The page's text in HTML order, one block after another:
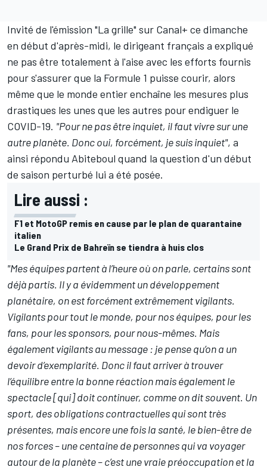
Invité de l'émission "La grille" sur Canal+ ce dimanche
en début d'après-midi, le dirigeant français a expliqué
ne pas être totalement à l'aise avec les efforts fournis
pour s'assurer que la Formule 1 puisse courir, alors
même que le monde entier enchaîne les mesures plus
drastiques les unes que les autres pour endiguer le
COVID-19. "Pour ne pas être inquiet, il faut vivre sur une
autre planète. Donc oui, forcément, je suis inquiet", a
ainsi répondu Abiteboul quand la question d'un début
de saison perturbé lui a été posée.
Lire aussi :
F1 et MotoGP remis en cause par le plan de quarantaine
italien
Le Grand Prix de Bahreïn se tiendra à huis clos
"Mes équipes partent à l’heure où on parle, certains sont
déjà partis. Il y a évidemment un développement
planétaire, on est forcément extrêmement vigilants.
Vigilants pour tout le monde, pour nos équipes, pour les
fans, pour les sponsors, pour nous-mêmes. Mais
également vigilants au message : je pense qu’on a un
devoir d’exemplarité. Donc il faut arriver à trouver
l’équilibre entre la bonne réaction mais également le
spectacle [qui] doit continuer, comme on dit souvent. Un
sport, des obligations contractuelles qui sont très
présentes, mais encore une fois la santé, le bien-être de
nos forces – une centaine de personnes qui va voyager
autour de la planète – c’est une vraie préoccupation et la